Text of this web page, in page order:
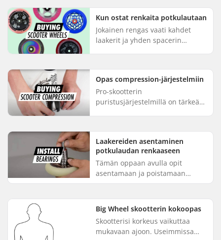
Kun ostat renkaita potkulautaan
Jokainen rengas vaati kahdet
laakerit ja yhden spacerin
materiaaleissa, eri koissa, eri
kovuuksissa, ...
Opas compression-järjestelmiin
Pro-skootterin
puristusjärjestelmillä on tärkeä
asianmukaisen yhteyden tankosi,
kuulakkeen ja ha...
Laakereiden asentaminen
potkulaudan renkaaseen
Tämän oppaan avulla opit
asentamaan ja poistamaan
laakerit ilman erikoistyökaluja
joita pääsääntöisesti käytetään
potk...
Big Wheel skootterin kokoopas
Skootterisi korkeus vaikuttaa
mukavaan ajoon. Useimmissa